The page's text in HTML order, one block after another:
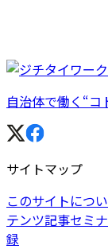
自治体で働く“コ
サイトマップ
このサイトにつ
テンツ記事セミ
録